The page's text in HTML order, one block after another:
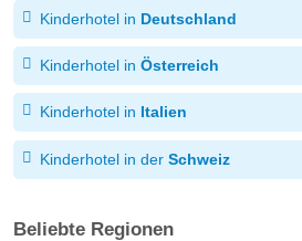
Kinderhotel in Deutschland
Kinderhotel in Österreich
Kinderhotel in Italien
Kinderhotel in der Schweiz
Beliebte Regionen